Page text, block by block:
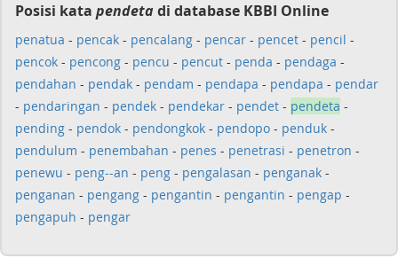
Posisi kata pendetadi database KBBI Online
penatua - pencak - pencalang - pencar - pencet - pencil -
pencok - pencong - pencu - pencut - penda - pendaga -
pendahan - pendak - pendam - pendapa - pendapa - pendar
- pendaringan - pendek - pendekar - pendet - pendeta -
pending - pendok - pendongkok - pendopo - penduk -
pendulum - penembahan - penes - penetrasi - penetron -
penewu - peng--an - peng - pengalasan - penganak -
penganan - pengang - pengantin - pengantin - pengap -
pengapuh - pengar